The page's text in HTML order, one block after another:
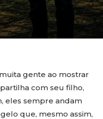
gente ao mostrar
com seu filho,
eles sempre andam
que, mesmo assim,